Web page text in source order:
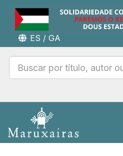
ES / GA